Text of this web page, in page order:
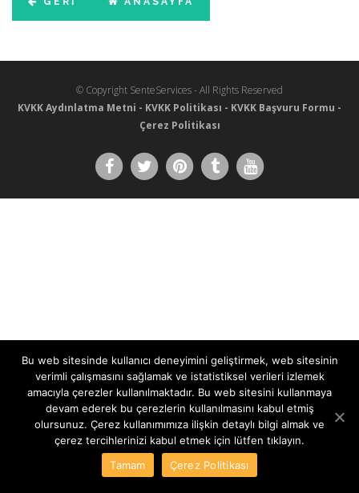
© Copyright SenteServices - All Rights Reserved
KVKK Aydınlatma Metni - KVKK Politikası - KVKK Başvuru Formu -
Çerez Politikası
Bu web sitesinde kullanıcı deneyimini geliştirmek, web sitesinin
verimli çalışmasını sağlamak ve istatistiksel verileri izlemek
amacıyla çerezler kullanılmaktadır. Bu web sitesini kullanmaya
devam ederek bu çerezlerin kullanılmasını kabul etmiş
olursunuz. Çerez kullanımımıza ilişkin detaylı bilgi almak ve
çerez tercihlerinizi kabul etmek için lütfen tıklayın.
Tamam
Çerez Politikası